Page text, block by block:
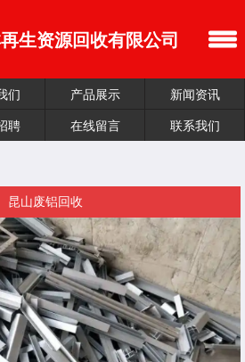
生资源回收有限公司
们 产品展示
新闻资讯
聘 在线留言 联系我们
昆山废铝回收